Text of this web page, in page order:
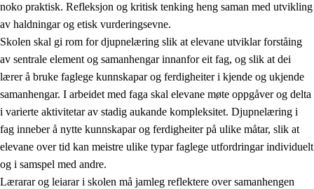
noko praktisk. Refleksjon og kritisk tenking heng saman med utvikling
av haldningar og etisk vurderingsevne.
Skolen skal gi rom for djupnelæring slik at elevane utviklar forståing
av sentrale element og samanhengar innanfor eit fag, og slik at dei
lærer å bruke faglege kunnskapar og ferdigheiter i kjende og ukjende
samanhengar. I arbeidet med faga skal elevane møte oppgåver og delta
i varierte aktivitetar av stadig aukande kompleksitet. Djupnelæring i
fag inneber å nytte kunnskapar og ferdigheiter på ulike måtar, slik at
elevane over tid kan meistre ulike typar faglege utfordringar individuelt
og i samspel med andre.
Lærarar og leiarar i skolen må jamleg reflektere over samanhengen